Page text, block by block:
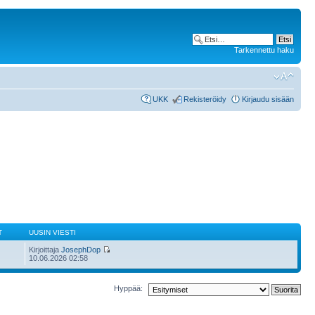
Tarkennettu haku
UKK Rekisteröidy Kirjaudu sisään
UUSIN VIESTI
KirjoittajaJosephDop
10.06.2026 02:58
Hyppää: